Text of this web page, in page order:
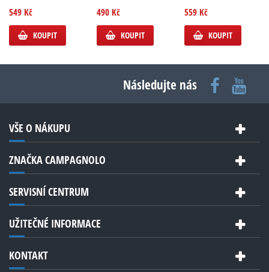
549 Kč
KOUPIT
490 Kč
KOUPIT
559 Kč
KOUPIT
Následujte nás
VŠE O NÁKUPU
ZNAČKA CAMPAGNOLO
SERVISNÍ CENTRUM
UŽITEČNÉ INFORMACE
KONTAKT